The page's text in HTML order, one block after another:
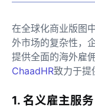
在全球化商业版图
外市场的复杂性，
提供全面的海外雇
ChaadHR致力于提
1. 名义雇主服务